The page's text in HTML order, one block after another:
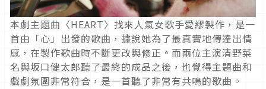
本劇主題曲〈HEART〉找來人氣女歌手愛繆製作，是一
首由「心」出發的歌曲，據說她為了最真實地傳達出情
感，在製作歌曲時不斷更改與修正。而兩位主演清野菜
名與坂口健太郎聽了最終的成品之後，也覺得主題曲和
戲劇氛圍非常符合，是一首聽了非常有共鳴的歌曲。